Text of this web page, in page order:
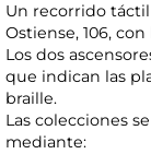
Un recorrido táctil
Ostiense, 106,
Los dos
que indican las
braille.
Las colecciones
mediante: